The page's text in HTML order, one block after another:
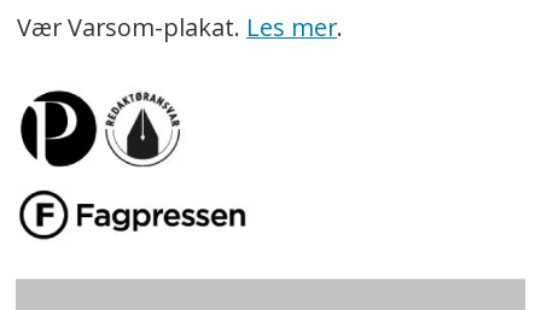
Vær Varsom-plakat. Les mer.